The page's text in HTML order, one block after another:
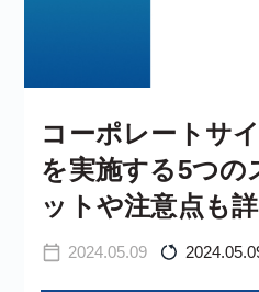
2024.05.09
コーポレートサ
を実施する5つの
ットや注意点も